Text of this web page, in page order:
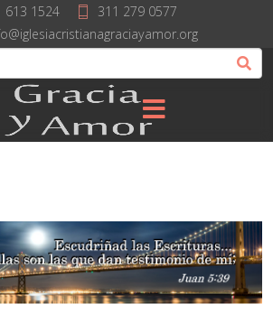
613 1524
311 279 0577